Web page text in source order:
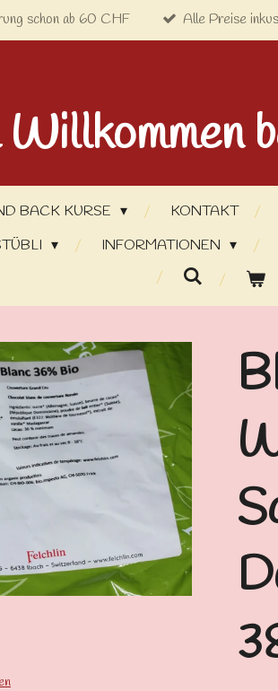
schon ab 60 CHF Alle Preise
BACK KURSE KONTAKT
INFORMATIONEN